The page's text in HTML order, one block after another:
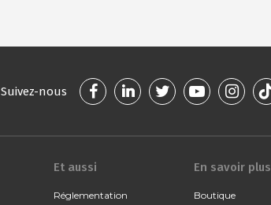
Suivez-nous
Et aussi
Réglementation
En savoir plus
Boutique